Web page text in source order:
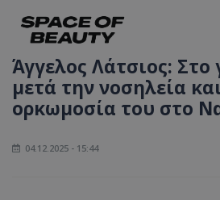
Άγγελος Λάτσιος: Στο
μετά την νοσηλεία
ορκωμοσία του στο
04.12.2025 - 15:44